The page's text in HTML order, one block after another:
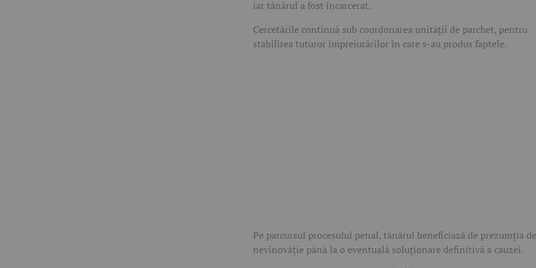
iar tânărul a fost încarcerat.
Cercetările continuă sub coordonarea unității de parchet, pentru
stabilirea tuturor împrejurărilor în care s-au produs faptele.
Pe parcursul procesului penal, tânărul beneficiază de prezumția de
nevinovăție până la o eventuală soluționare definitivă a cauzei.